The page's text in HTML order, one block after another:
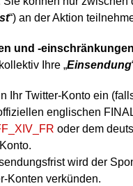
“) an der Aktion
und -
Ihre „Einsendung
Ihr Twitter-Konto ein
englischen
oder dem
wird der
Konten verkünden.